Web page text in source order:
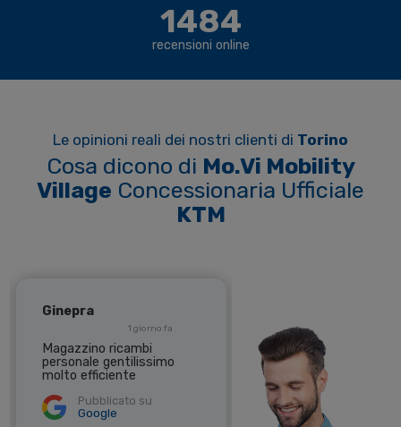
1484
recensioni online
Le opinioni reali dei nostri clienti di Torino
Cosa dicono di Mo.Vi Mobility
Village Concessionaria Ufficiale
KTM
Diego
8 giorni fa
Sempre il top bravi
Pubblicato su
Ottima accoglienza
capo officina una gran
persona molto
Pubblicato su
Google